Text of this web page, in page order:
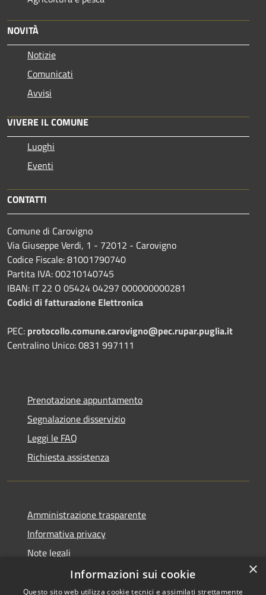
NOVITÀ
Notizie
Comunicati
Avvisi
VIVERE IL COMUNE
Luoghi
Eventi
CONTATTI
Comune di Carovigno
Via Giuseppe Verdi, 1 - 72012 - Carovigno
Codice Fiscale: 81001790740
Partita IVA: 00210140745
IBAN: IT 22 O 05424 04297 000000000281
Codici di fatturazione Elettronica
PEC: protocollo.comune.carovigno@pec.rupar.puglia.it
Centralino Unico: 0831 997111
Prenotazione appuntamento
Segnalazione disservizio
Leggi le FAQ
Richiesta assistenza
Amministrazione trasparente
Informativa privacy
Note legali
Dichiarazione di accessibilità
×
Informazioni sui cookie
Questo sito web utilizza cookie tecnici e assimilati strettamente